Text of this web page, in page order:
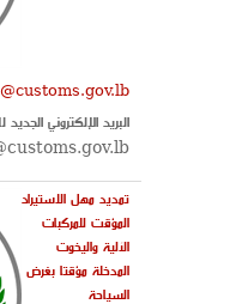
البريد الإلكتروني
تمديد مهل الاستيراد
المؤقت للمركبات
الآلية واليخوت
المدخلة مؤقتا بغرض
السياحة